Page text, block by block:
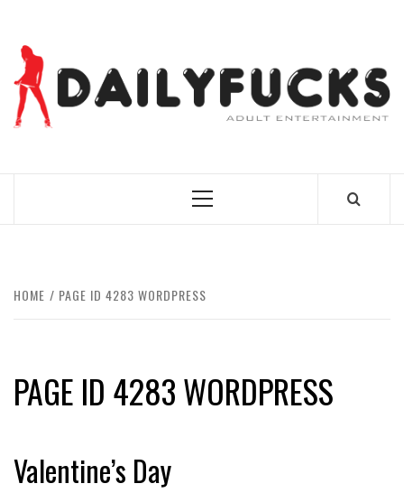
content
Primary
HOME PAGE ID 4283 WORDPRESS
PAGE ID 4283 WORDPRESS
Valentine’s Day